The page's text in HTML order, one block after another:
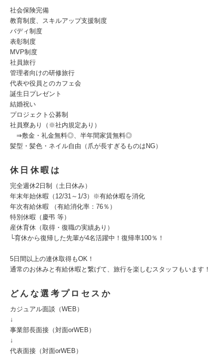
社会保険完備
教育制度、スキルアップ支援制度
バディ制度
表彰制度
MVP制度
社員旅行
管理者向けの研修旅行
代表や役員とのカフェ会
誕生日プレゼント
結婚祝い
プロジェクト公募制
社員寮あり（※社内規定あり）
⇒敷金・礼金無料◎、半年間家賃無料◎
髪型・髪色・ネイル自由（爪が長すぎるものはNG）
休日休暇は
完全週休2日制（土日休み）
年末年始休暇（12/31～1/3）※有給休暇を消化
年次有給休暇 （有給消化率：76％）
特別休暇（慶弔 等）
産休育休（取得・復職の実績あり）
└育休から復帰した先輩が4名活躍中！復帰率100％！
5日間以上の連休取得もOK！
通常のお休みと有給休暇と繋げて、旅行を楽しむスタッフもいます！
どんな選考プロセスか
カジュアル面談（WEB）
↓
事業部長面接（対面orWEB）
↓
代表面接（対面orWEB）